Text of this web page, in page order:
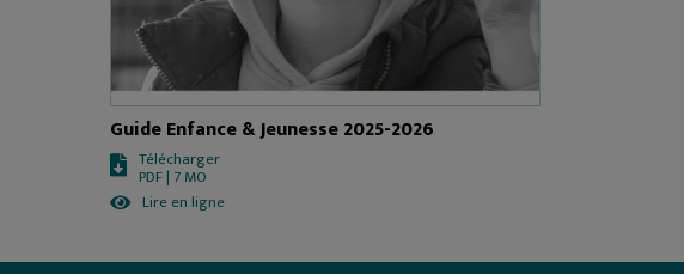
Guide Enfance & Jeunesse 2025-2026
Télécharger
PDF | 7 MO
Lire en ligne